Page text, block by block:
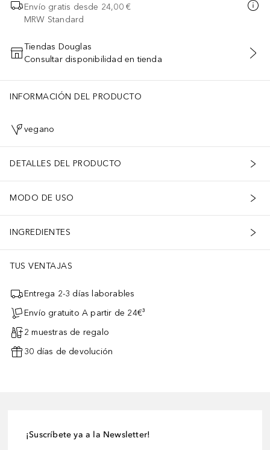
Envío gratis desde 24,00 €
MRW Standard
AÑADIR AL CARRITO
Tiendas Douglas
Consultar disponibilidad en tienda
INFORMACIÓN DEL PRODUCTO
vegano
DETALLES DEL PRODUCTO
MODO DE USO
INGREDIENTES
TUS VENTAJAS
Entrega 2-3 días laborables
Envío gratuito A partir de 24€³
2 muestras de regalo
30 días de devolución
¡Suscríbete ya a la Newsletter!